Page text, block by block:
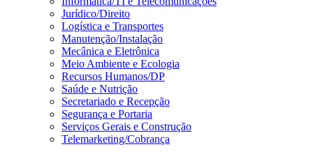
Jurídico/Direito
Logística e Transportes
Manutenção/Instalação
Mecânica e Eletrônica
Meio Ambiente e Ecologia
Recursos Humanos/DP
Saúde e Nutrição
Secretariado e Recepção
Segurança e Portaria
Serviços Gerais e Construção
Telemarketing/Cobrança